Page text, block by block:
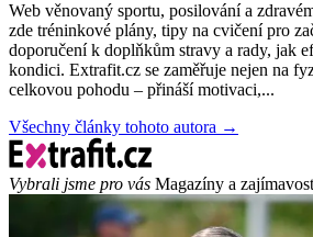
Web věnovaný sportu, posilování a
zde tréninkové plány, tipy na cvičení pro
doporučení k doplňkům stravy a rady, jak
kondici. Extrafit.cz se zaměřuje nejen na
celkovou pohodu – přináší motivaci,...
Všechny články tohoto autora →
Vybrali jsme pro vás Magazíny a